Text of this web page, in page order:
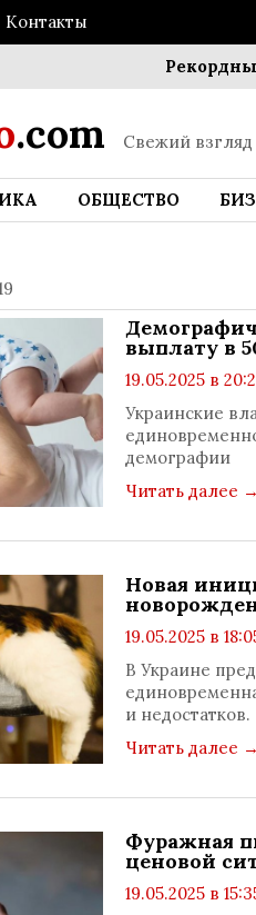
Контакты
Рекордные
.com Свежий взгляд
ОБЩЕСТВО
выплату в
19.05.2025 в
Украинские
демографии
Читать далее →
Новая
19.05.2025 в
В Украине
и недостатков.
Читать далее →
Фуражная
ценовой
19.05.2025 в